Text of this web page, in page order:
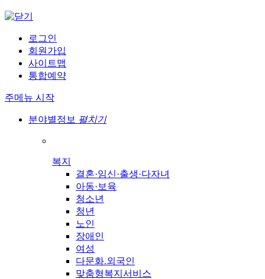
로그인
회원가입
사이트맵
통합예약
주메뉴 시작
분야별정보 펼치기
복지
결혼·임신·출생·다자녀
아동·보육
청소년
청년
노인
장애인
여성
다문화.외국인
맞춤형복지서비스